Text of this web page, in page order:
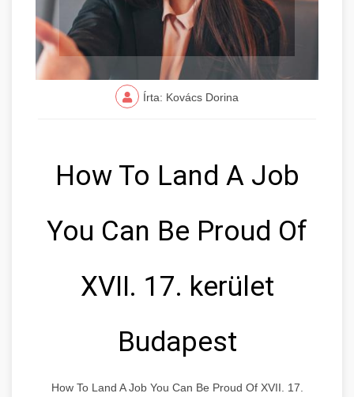
Írta: Kovács Dorina
How To Land A Job
You Can Be Proud Of
XVII. 17. kerület
Budapest
How To Land A Job You Can Be Proud Of XVII. 17.